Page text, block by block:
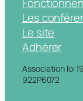
Les
Le site
Adhérer
Association loi
922P6072